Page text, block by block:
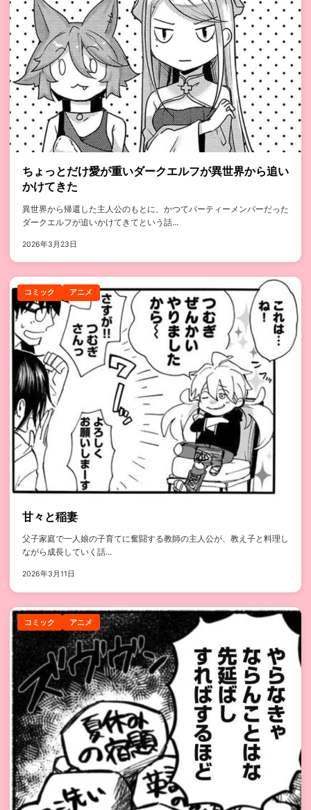
ちょっとだけ愛が重いダークエルフが異世界から追い
かけてきた
異世界から帰還した主人公のもとに、かつてパーティーメンバーだった
ダークエルフが追いかけてきてという話...
2026年3月23日
コミック アニメ
甘々と稲妻
父子家庭で一人娘の子育てに奮闘する教師の主人公が、教え子と料理し
ながら成長していく話...
2026年3月11日
コミック アニメ